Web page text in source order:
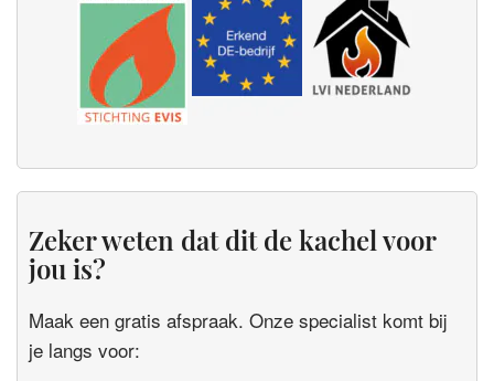
Zeker weten dat dit de kachel voor
jou is?
Maak een gratis afspraak. Onze specialist komt bij
je langs voor: